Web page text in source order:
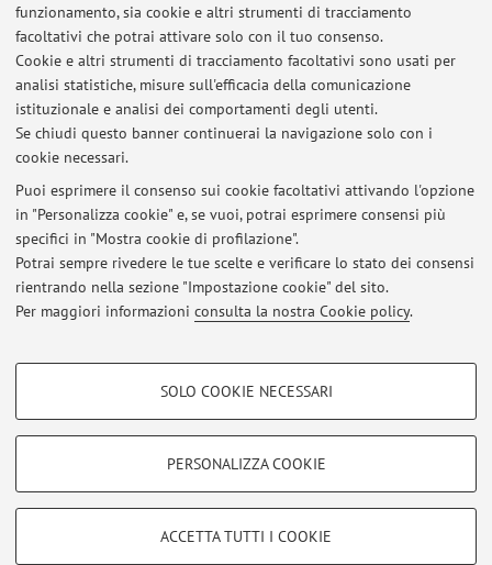
funzionamento, sia cookie e altri strumenti di tracciamento
facoltativi che potrai attivare solo con il tuo consenso.
Cookie e altri strumenti di tracciamento facoltativi sono usati per
analisi statistiche, misure sull'efficacia della comunicazione
istituzionale e analisi dei comportamenti degli utenti.
Se chiudi questo banner continuerai la navigazione solo con i
cookie necessari.
Puoi esprimere il consenso sui cookie facoltativi attivando l'opzione
in "Personalizza cookie" e, se vuoi, potrai esprimere consensi più
specifici in "Mostra cookie di profilazione".
Potrai sempre rivedere le tue scelte e verificare lo stato dei consensi
rientrando nella sezione "Impostazione cookie" del sito.
Per maggiori informazioni consulta la nostra Cookie policy.
COOKIE DI PROFILAZIONE - FACOLTATIVI
COOKIE TECNICI - NECESSARI
SOLO COOKIE NECESSARI
PERSONALIZZA COOKIE
ACCETTA TUTTI I COOKIE
E-mail: amber.scheepers2@unibo.it
Dipartimento di Scienze Economiche
Piazza Scaravilli 2, Bologna -
Vai alla mappa
Ultimi avvisi
Al momento non sono presenti avvisi.
Area riservata
Accedi tramiteloginper gestire tutti i contenuti del sito.
Zamboni, 33 - 40126 Bologna - Partita IVA: 01131710376